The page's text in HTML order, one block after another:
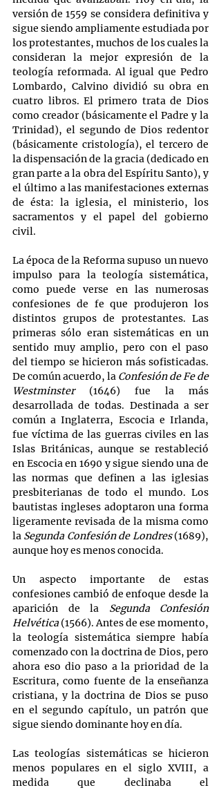
versión de 1559 se considera definitiva y
sigue siendo ampliamente estudiada por
los protestantes, muchos de los cuales la
consideran la mejor expresión de la
teología reformada. Al igual que Pedro
Lombardo, Calvino dividió su obra en
cuatro libros. El primero trata de Dios
como creador (básicamente el Padre y la
Trinidad), el segundo de Dios redentor
(básicamente cristología), el tercero de
la dispensación de la gracia (dedicado en
gran parte a la obra del Espíritu Santo), y
el último a las manifestaciones externas
de ésta: la iglesia, el ministerio, los
sacramentos y el papel del gobierno
civil.
La época de la Reforma supuso un nuevo
impulso para la teología sistemática,
como puede verse en las numerosas
confesiones de fe que produjeron los
distintos grupos de protestantes. Las
primeras sólo eran sistemáticas en un
sentido muy amplio, pero con el paso
del tiempo se hicieron más sofisticadas.
De común acuerdo, la Confesión de Fe de
Westminster (1646) fue la más
desarrollada de todas. Destinada a ser
común a Inglaterra, Escocia e Irlanda,
fue víctima de las guerras civiles en las
Islas Británicas, aunque se restableció
en Escocia en 1690 y sigue siendo una de
las normas que definen a las iglesias
presbiterianas de todo el mundo. Los
bautistas ingleses adoptaron una forma
ligeramente revisada de la misma como
la Segunda Confesión de Londres (1689),
aunque hoy es menos conocida.
Un aspecto importante de estas
confesiones cambió de enfoque desde la
aparición de la Segunda Confesión
Helvética (1566). Antes de ese momento,
la teología sistemática siempre había
comenzado con la doctrina de Dios, pero
ahora eso dio paso a la prioridad de la
Escritura, como fuente de la enseñanza
cristiana, y la doctrina de Dios se puso
en el segundo capítulo, un patrón que
sigue siendo dominante hoy en día.
Las teologías sistemáticas se hicieron
menos populares en el siglo XVIII, a
medida que declinaba el